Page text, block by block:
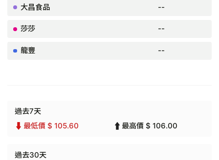
--
--
--
過去7天
最低價 $ 105.60
最高價 $ 106.00
過去30天